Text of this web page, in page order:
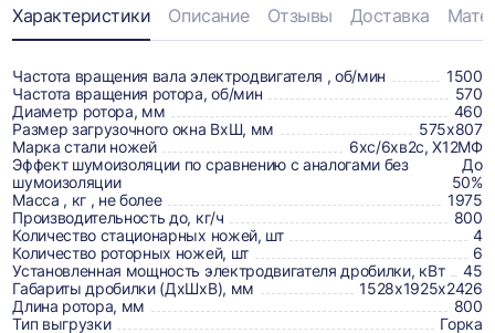
Информация
о
товаре,
доставке,
отзывах
и
сертификаты
Характеристики Описание Отзывы Доставка
Частота вращения вала электродвигателя , об/мин
1500
Частота вращения ротора, об/мин
570
Диаметр ротора, мм
460
Размер загрузочного окна ВхШ, мм
575х807
Марка стали ножей
6хс/6хв2с, Х12МФ
Эффект шумоизоляции по сравнению с аналогами без
шумоизоляции
До
50%
Масса , кг , не более
1975
Производительность до, кг/ч
800
Количество стационарных ножей, шт
4
Количество роторных ножей, шт
6
Установленная мощность электродвигателя дробилки, кВт
45
Габариты дробилки (ДхШхВ), мм
1528х1925х2426
Длина ротора, мм
800
Тип выгрузки
Горка